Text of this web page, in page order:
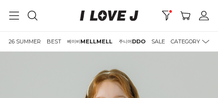
26 SUMMER BEST 베이비MELLMELL 주니어DDO SALE CATEGORY